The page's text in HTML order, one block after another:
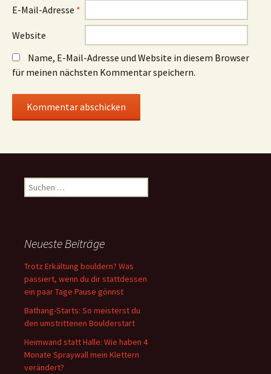
E-Mail-Adresse *
Website
Name, E-Mail-Adresse und Website in diesem Browser
für meinen nächsten Kommentar speichern.
Suchen
nach:
Neueste Beiträge
Trotz Erkältung bouldern? Was
passiert, wenn du dir stattdessen
ein paar Tage Pause gönnst
Bathang-Starts: So meisterst du
den umstrittenen Boulderstart
Heimwand statt Halle: Wie haben 4
Monate Spraywall mein Klettern
verändert?